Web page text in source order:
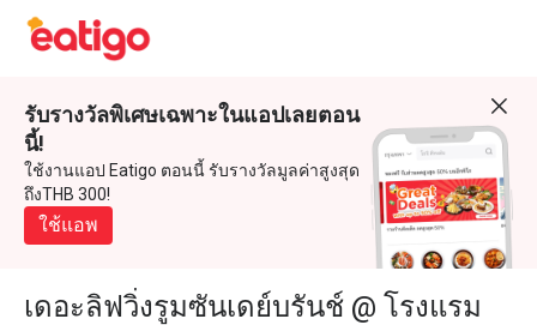
รับรางวัลพิเศษเฉพาะในแอปเลยตอน
นี้!
ใช้งานแอป Eatigo ตอนนี้ รับรางวัลมูลค่าสูงสุด
ถึงTHB 300!
ใช้แอพ
เดอะลิฟวิ่งรูมซันเดย์บรันช์ @ โรงแรม